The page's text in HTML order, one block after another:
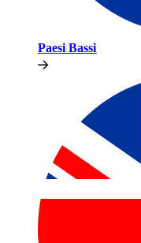
Paesi Bassi​​